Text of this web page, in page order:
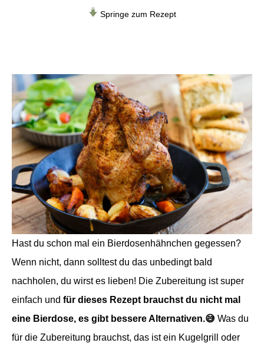
Springe zum Rezept
Hast du schon mal ein Bierdosenhähnchen gegessen?
Wenn nicht, dann solltest du das unbedingt bald
nachholen, du wirst es lieben! Die Zubereitung ist super
einfach und für dieses Rezept brauchst du nicht mal
eine Bierdose, es gibt bessere Alternativen.😅 Was du
für die Zubereitung brauchst, das ist ein Kugelgrill oder